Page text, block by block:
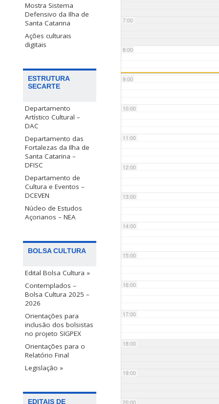
Mostra Sistema
Defensivo da Ilha de
Santa Catarina
Ações culturais
digitais
ESTRUTURA
SECARTE
Departamento
Artístico Cultural –
DAC
Departamento das
Fortalezas da Ilha de
Santa Catarina –
DFISC
Departamento de
Cultura e Eventos –
DCEVEN
Núcleo de Estudos
Açorianos – NEA
BOLSA CULTURA
Edital Bolsa Cultura »
Contemplados –
Bolsa Cultura 2025 –
2026
Orientações para
inclusão dos bolsistas
no projeto SIGPEX
Orientações para o
Relatório Final
Legislação »
EDITAIS DE
7:00
8:00
9:00
10:00
11:00
12:00
13:00
14:00
15:00
16:00
17:00
18:00
19:00
20:00